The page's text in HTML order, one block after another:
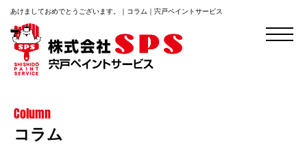
あけましておめでとうございます。｜コラム｜宍戸ペイントサービス
Column
コラム